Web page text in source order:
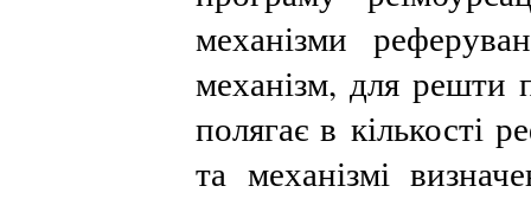
механізми
механізм, для решти
полягає в кількості
та механізмі